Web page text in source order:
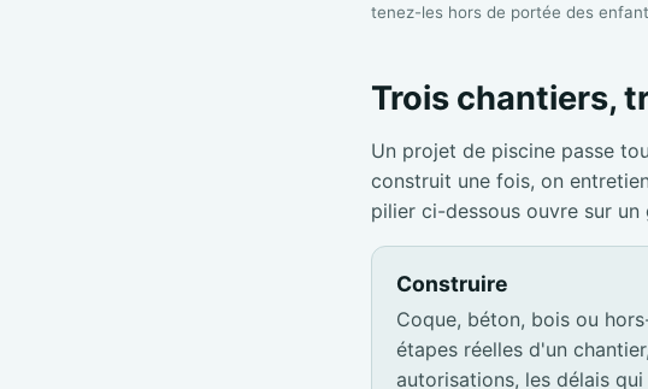
tenez-les hors de portée des
Trois chantiers,
Un projet de piscine passe
construit une fois, on
pilier ci-dessous ouvre sur
Construire
Coque, béton, bois ou
étapes réelles d'un
autorisations, les délais qui